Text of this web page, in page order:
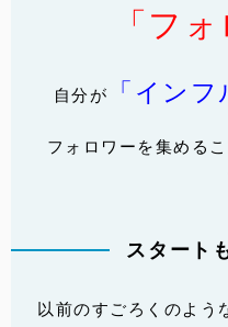
「フ
自分が 「インフ
フォロワーを集める
スタート
以前のすごろくのよう